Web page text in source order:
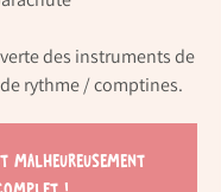
des instruments de
malheureusement